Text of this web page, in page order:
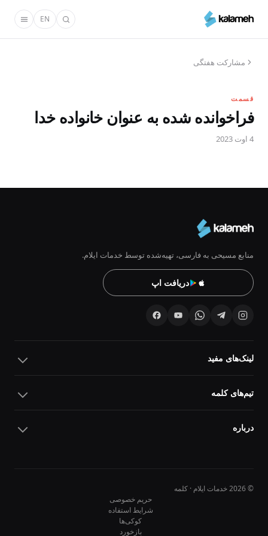
محتوای
EN
مشارکت هفتگی
قسمت
فراخوانده شده به عنوان خانواده خدا
4 اوت 2023
منابع مسیحی به فارسی، تهیه‌شده توسط خدمات ایلام.
دریافت اپ
لینک‌های مفید
تیم‌های کلمه
درباره
© 2026 خدمات ایلام · کلمه
حریم خصوصی
شرایط استفاده
کوکی‌ها
بازخورد
10